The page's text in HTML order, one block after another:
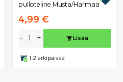
pulloteline Musta/Harmaa
4,99 €
- + Lisää
1-2 arkipäivää